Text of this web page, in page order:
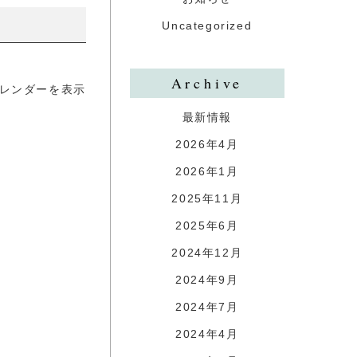
ンダーを表示
Uncategorized
Archive
最新情報
2026年4月
2026年1月
2025年11月
2025年6月
2024年12月
2024年9月
2024年7月
2024年4月